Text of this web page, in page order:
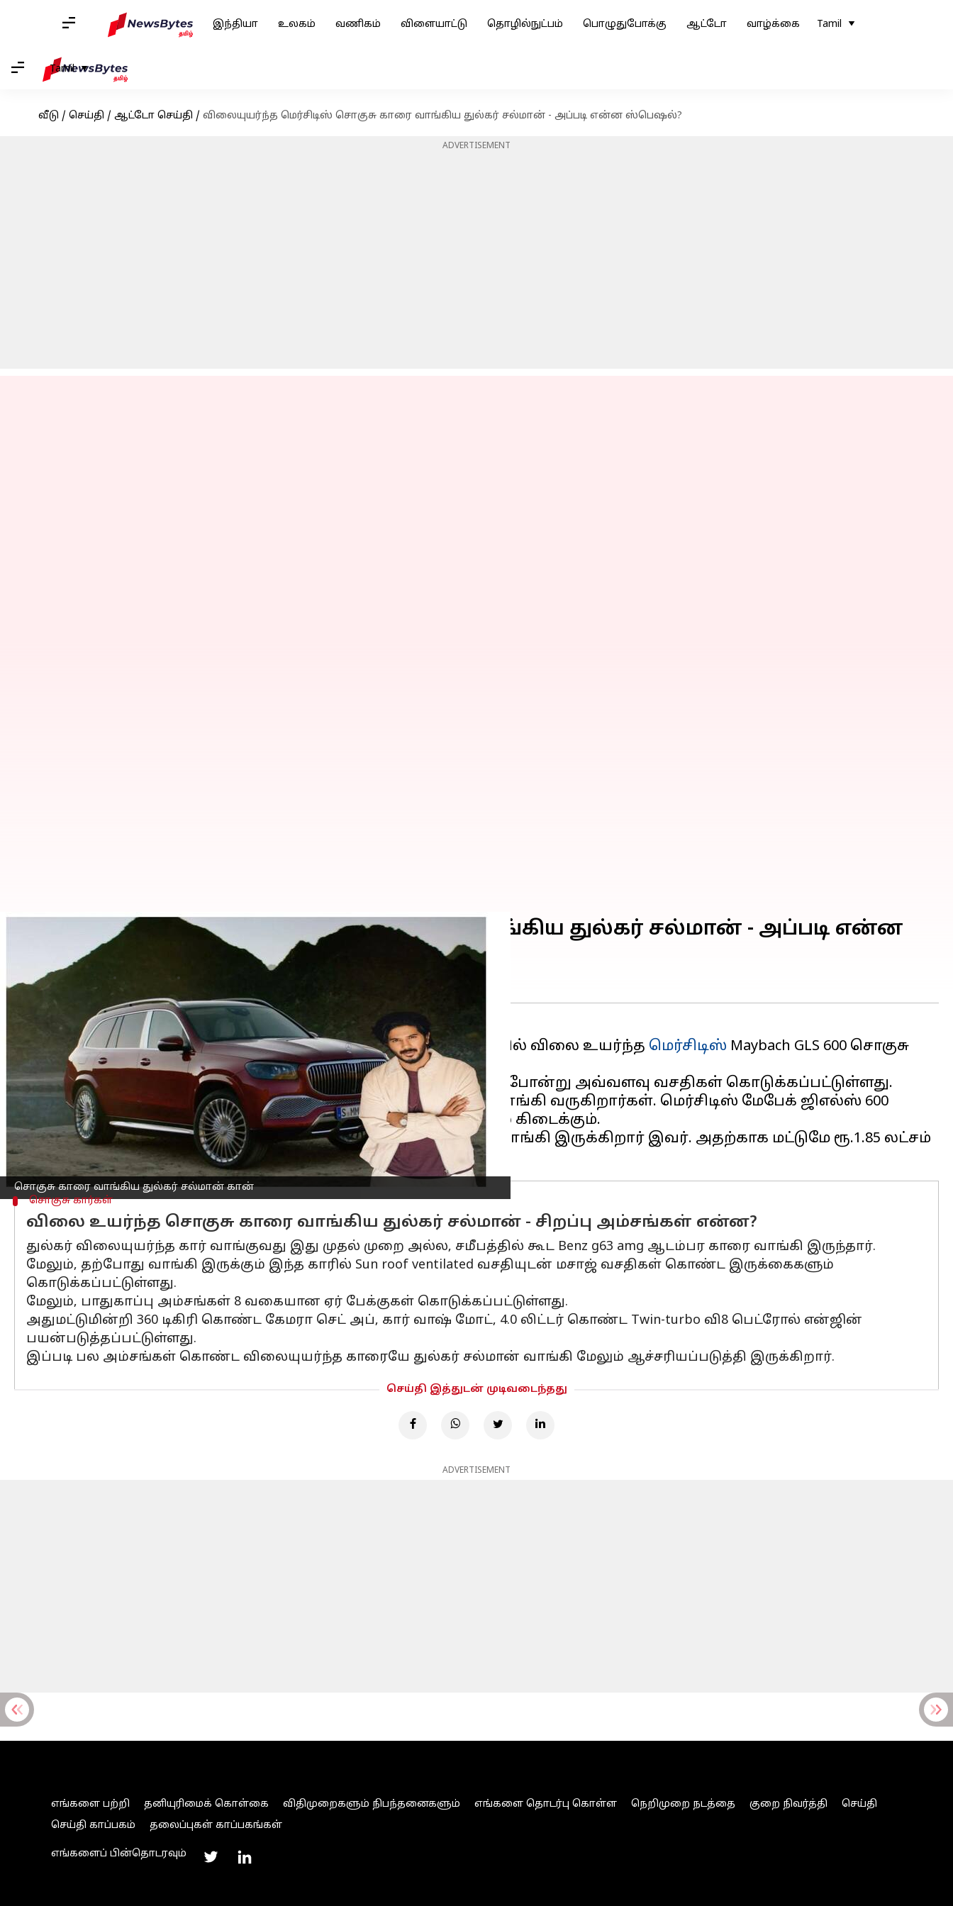
இந்தியா உலகம் வணிகம் விளையாட்டு தொழில்நுட்பம் பொழுதுபோக்கு ஆட்டோ வாழ்க்கை Tamil
Tamil
வீடு / செய்தி / ஆட்டோ செய்தி / விலையுயர்ந்த மெர்சிடிஸ் சொகுசு காரை வாங்கிய துல்கர் சல்மான் - அப்படி என்ன ஸ்பெஷல்?
ADVERTISEMENT
சொகுசு காரை வாங்கிய துல்கர் சல்மான் கான்
விலையுயர்ந்த மெர்சிடிஸ் சொகுசு காரை வாங்கிய துல்கர் சல்மான் - அப்படி என்ன
ஸ்பெஷல்?
எழுதியவர்
செய்தி முன்னோட்டம்
பிரபல மலையாள முன்னணி நடிகரான துல்கர் சல்மான் இந்தியாவில் விலை உயர்ந்த மெர்சிடிஸ் Maybach GLS 600 சொகுசு
கார் ஒன்றை வாங்கியுள்ளார்.
இந்த ஆடம்பர காரில் இல்லாத வசதிகளே பார்க்க முடியாது. கப்பல் போன்று அவ்வளவு வசதிகள் கொடுக்கப்பட்டுள்ளது.
இந்த காரை மிகப்பெரிய கோடீஸ்வரர்கள் தான் அதிகம் விரும்பி வாங்கி வருகிறார்கள். மெர்சிடிஸ் மேபேக் ஜிஎல்ஸ் 600
சொகுசு காரின் விலை 2.92 கோடி ரூபாய் எக்ஸ் ஷோரூம் விலையில் கிடைக்கும்.
இதுமட்டுமின்றி பெரிய தொகை கொடுத்து ஃபேன்சி நம்பரையும் வாங்கி இருக்கிறார் இவர். அதற்காக மட்டுமே ரூ.1.85 லட்சம்
சொகுசு கார்கள்
விலை உயர்ந்த சொகுசு காரை வாங்கிய துல்கர் சல்மான் - சிறப்பு அம்சங்கள் என்ன?
துல்கர் விலையுயர்ந்த கார் வாங்குவது இது முதல் முறை அல்ல, சமீபத்தில் கூட Benz g63 amg ஆடம்பர காரை வாங்கி இருந்தார்.
மேலும், தற்போது வாங்கி இருக்கும் இந்த காரில் Sun roof ventilated வசதியுடன் மசாஜ் வசதிகள் கொண்ட இருக்கைகளும்
கொடுக்கப்பட்டுள்ளது.
மேலும், பாதுகாப்பு அம்சங்கள் 8 வகையான ஏர் பேக்குகள் கொடுக்கப்பட்டுள்ளது.
அதுமட்டுமின்றி 360 டிகிரி கொண்ட கேமரா செட் அப், கார் வாஷ் மோட், 4.0 லிட்டர் கொண்ட Twin-turbo வி8 பெட்ரோல் என்ஜின்
பயன்படுத்தப்பட்டுள்ளது.
இப்படி பல அம்சங்கள் கொண்ட விலையுயர்ந்த காரையே துல்கர் சல்மான் வாங்கி மேலும் ஆச்சரியப்படுத்தி இருக்கிறார்.
செய்தி இத்துடன் முடிவடைந்தது
ADVERTISEMENT
எங்களை பற்றி தனியுரிமைக் கொள்கை விதிமுறைகளும் நிபந்தனைகளும் எங்களை தொடர்பு கொள்ள நெறிமுறை நடத்தை குறை நிவர்த்தி
செய்தி
செய்தி காப்பகம்
தலைப்புகள் காப்பகங்கள்
எங்களைப் பின்தொடரவும்